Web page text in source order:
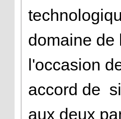
domaine de
l'occasion
accord de
aux deux